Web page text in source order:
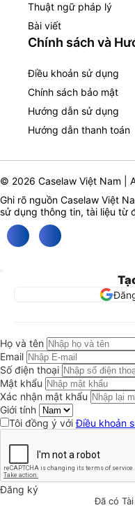
Thuật ngữ pháp lý
Bài viết
Chính sách và
Điều khoản sử dụng
Chính sách bảo mật
Hướng dẫn sử dụng
Hướng dẫn thanh toán
© 2026 Caselaw Việt Nam |
Ghi rõ nguồn Caselaw Việt
sử dụng thông tin, tài liệu từ
Họ và tên
Email
Số điện thoại
Mật khẩu
Xác nhận mật khẩu
Giới tính
Tôi đồng ý vớiĐiều khoản
Đăng ký
Đã có